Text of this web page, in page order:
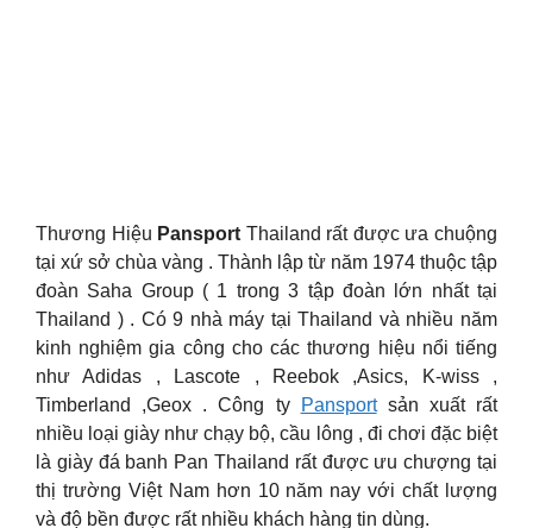
Thương Hiệu Pansport Thailand rất được ưa chuộng
tại xứ sở chùa vàng . Thành lập từ năm 1974 thuộc tập
đoàn Saha Group ( 1 trong 3 tập đoàn lớn nhất tại
Thailand ) . Có 9 nhà máy tại Thailand và nhiều năm
kinh nghiệm gia công cho các thương hiệu nổi tiếng
như Adidas , Lascote , Reebok ,Asics, K-wiss ,
Timberland ,Geox . Công ty
Pansportsản xuất rất
nhiều loại giày như chạy bộ, cầu lông , đi chơi đặc biệt
là giày đá banh Pan Thailand rất được ưu chượng tại
thị trường Việt Nam hơn 10 năm nay với chất lượng
và độ bền được rất nhiều khách hàng tin dùng.